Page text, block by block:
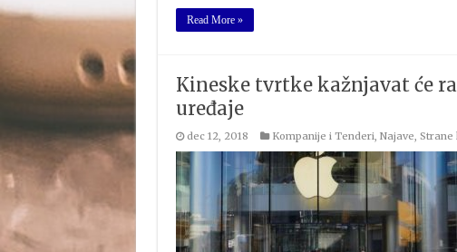
Read More »
Kineske tvrtke kažnjavat će
uređaje
dec 12, 2018 Kompanije i Tenderi, Najave, Strane